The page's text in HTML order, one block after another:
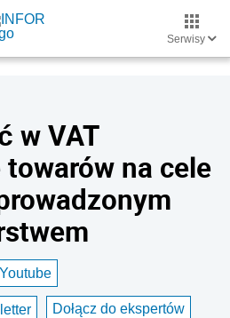
Serwisy
w VAT
na cele
Dołącz do ekspertów